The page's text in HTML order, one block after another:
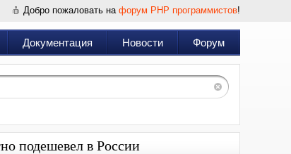
Добро пожаловать на форум PHP программистов!
Документация Новости Форум
подешевел в России